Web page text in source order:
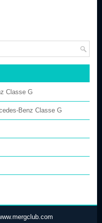
Classe G
Benz Classe G